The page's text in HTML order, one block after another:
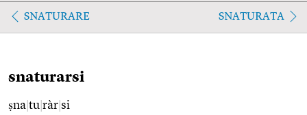
SNATURARE SNATURATA
snaturarsi
ṣna tu ràr si